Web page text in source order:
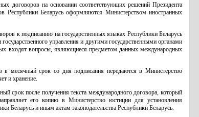
договоров на основании соответствующих решений Президента
Республики Беларусь оформляются Министерством иностранных
к подписанию на государственных языках Республики Беларусь
управления и другими государственными органами
входят вопросы, являющиеся предметом данных международных
месячный срок со дня подписания передаются в Министерство
и хранение.
срок после получения текста международного договора, который
его копию в Министерство юстиции для установления
Беларусь и иным актам законодательства Республики Беларусь.